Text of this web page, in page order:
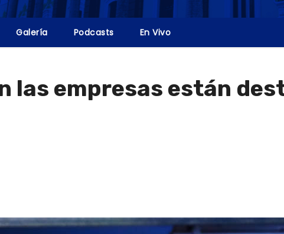
Galería Podcasts En Vivo
las empresas están